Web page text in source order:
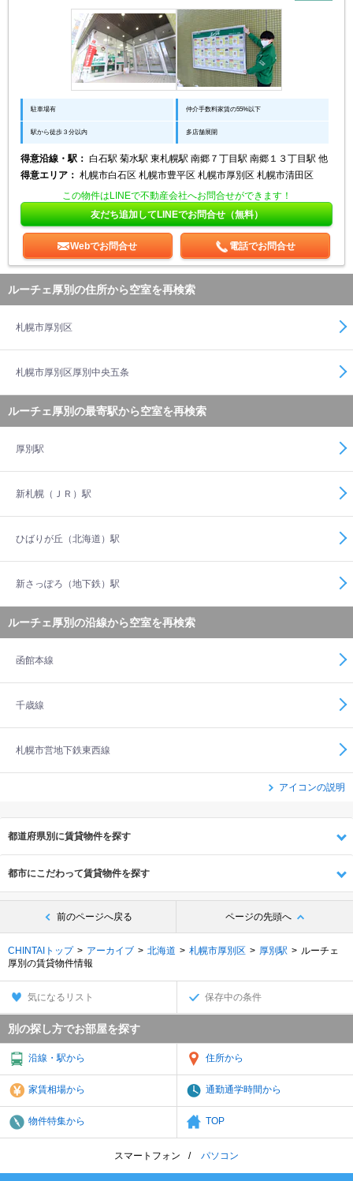
駐車場有 仲介手数料家賃の55%以下
駅から徒歩３分以内 多店舗展開
得意沿線・駅： 白石駅 菊水駅 東札幌駅 南郷７丁目駅 南郷１３丁目駅 他
得意エリア： 札幌市白石区 札幌市豊平区 札幌市厚別区 札幌市清田区
この物件はLINEで不動産会社へお問合せができます！
友だち追加してLINEでお問合せ（無料）
Webでお問合せ 電話でお問合せ
ルーチェ厚別の住所から空室を再検索
札幌市厚別区
札幌市厚別区厚別中央五条
ルーチェ厚別の最寄駅から空室を再検索
厚別駅
新札幌（ＪＲ）駅
ひばりが丘（北海道）駅
新さっぽろ（地下鉄）駅
ルーチェ厚別の沿線から空室を再検索
函館本線
千歳線
札幌市営地下鉄東西線
アイコンの説明
都道府県別に賃貸物件を探す
都市にこだわって賃貸物件を探す
前のページへ戻る ページの先頭へ
CHINTAIトップ アーカイブ 北海道 札幌市厚別区 厚別駅
ルーチェ
厚別の賃貸物件情報
気になるリスト 保存中の条件
別の探し方でお部屋を探す
沿線・駅から 住所から
家賃相場から 通勤通学時間から
物件特集から TOP
スマートフォン パソコン